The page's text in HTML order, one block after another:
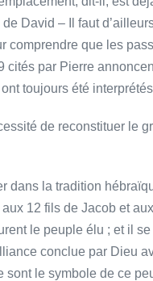
David – Il faut
comprendre que les
cités par Pierre
toujours été
de reconstituer le
dans la tradition
12 fils de Jacob et
le peuple élu ; et il
conclue par Dieu
sont le symbole de ce